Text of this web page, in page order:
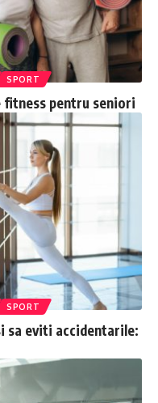
SPORT
fitness pentru seniori
SPORT
sa eviti accidentarile: